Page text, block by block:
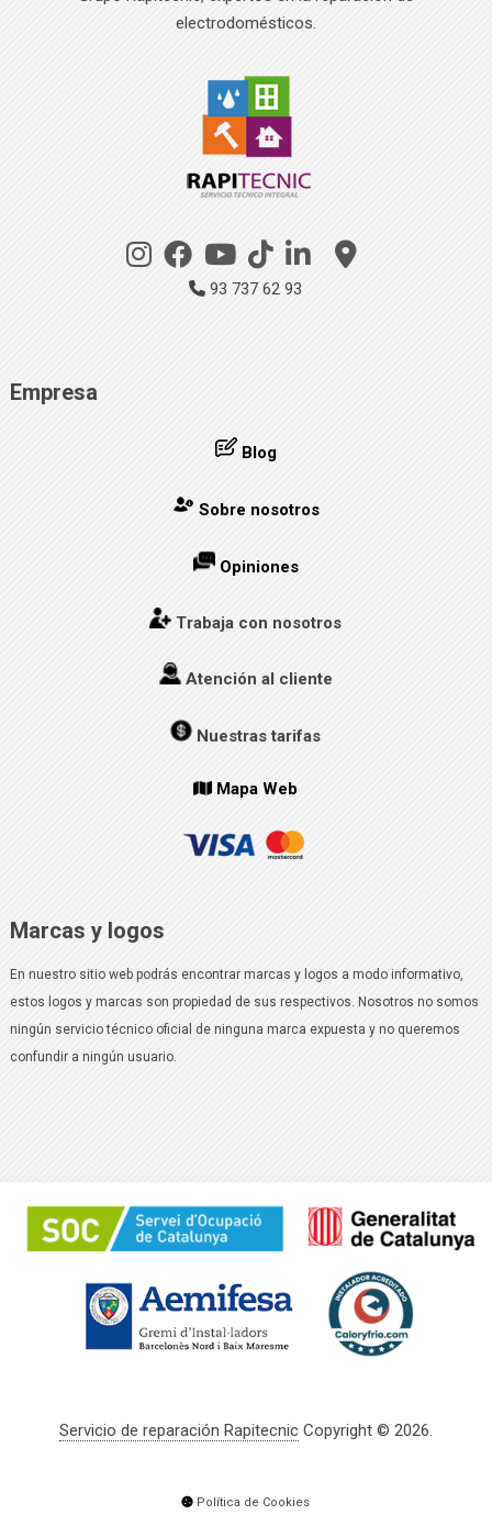
electrodomésticos.
93 737 62 93
Empresa
Blog
Sobre nosotros
Opiniones
Trabaja con nosotros
Atención al cliente
Nuestras tarifas
Mapa Web
Marcas y logos
En nuestro sitio web podrás encontrar marcas y logos a modo informativo,
estos logos y marcas son propiedad de sus respectivos. Nosotros no somos
ningún servicio técnico oficial de ninguna marca expuesta y no queremos
confundir a ningún usuario.
Servicio de reparación RapitecnicCopyright © 2026.
Política de Cookies